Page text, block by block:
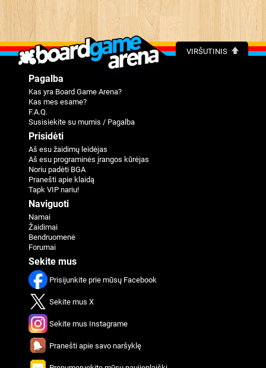
VIRŠUTINIS
Pagalba
Kas yra Board Game Arena?
Kas mes esame?
F.A.Q.
Susisiekite su mumis / Pagalba
Prisidėti
Aš esu žaidimų leidėjas
Aš esu programinės įrangos kūrėjas
Noriu padėti BGA
Pranešti apie klaidą
Tapk VIP nariu!
Naviguoti
Namai
Žaidimai
Bendruomenė
Forumai
Sekite mus
Prisijunkite prie mūsų Facebook
Sekite mus X
Sekite mus Instagrame
Pranešti apie savo naršyklę